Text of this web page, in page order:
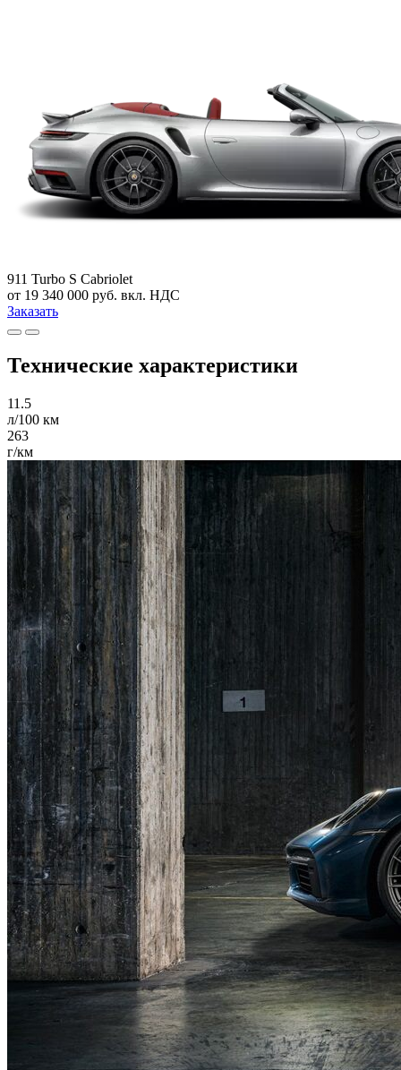
911 Turbo S Cabriolet
от 19 340 000 руб. вкл. НДС
Заказать
Технические характеристики
11.5
л/100 км
263
г/км